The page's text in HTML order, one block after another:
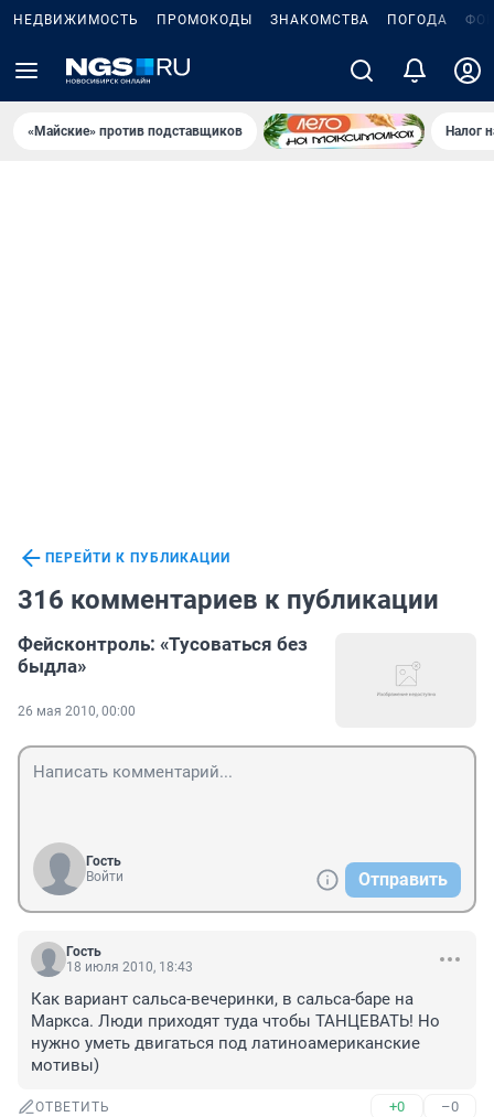
НЕДВИЖИМОСТЬ ПРОМОКОДЫ ЗНАКОМСТВА ПОГОДА
«Майские» против подставщиков Налог
ПЕРЕЙТИ К ПУБЛИКАЦИИ
316 комментариев к публикации
Фейсконтроль: «Тусоваться без
быдла»
26 мая 2010, 00:00
Гость
Войти
Отправить
Гость
18 июля 2010, 18:43
Как вариант сальса-вечеринки, в сальса-баре на
Маркса. Люди приходят туда чтобы ТАНЦЕВАТЬ! Но
нужно уметь двигаться под латиноамериканские
мотивы)
ОТВЕТИТЬ +0 –0